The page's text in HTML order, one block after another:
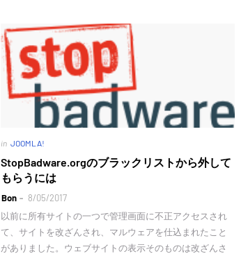
in JOOMLA!
StopBadware.orgのブラックリストから外して
もらうには
Bon
8/05/2017
以前に所有サイトの一つで管理画面に不正アクセスされ
て、サイトを改ざんされ、マルウェアを仕込まれたこと
がありました。ウェブサイトの表示そのものは改ざんさ